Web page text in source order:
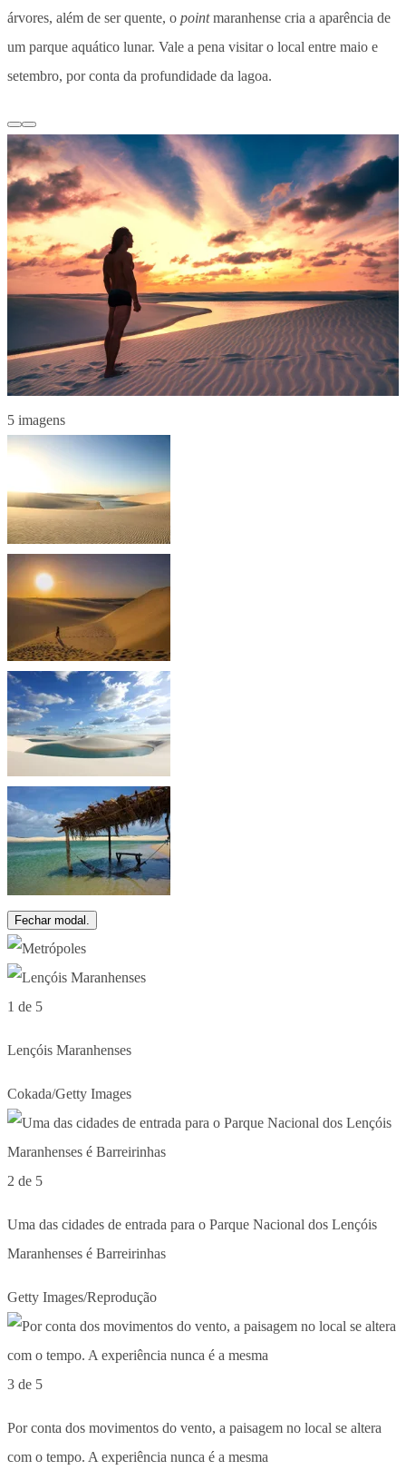
árvores, além de ser quente, o pointmaranhense cria a aparência de
um parque aquático lunar. Vale a pena visitar o local entre maio e
setembro, por conta da profundidade da lagoa.
5 imagens
Fechar modal.
1 de 5
Lençóis Maranhenses
Cokada/Getty Images
2 de 5
Uma das cidades de entrada para o Parque Nacional dos Lençóis
Maranhenses é Barreirinhas
Getty Images/Reprodução
3 de 5
Por conta dos movimentos do vento, a paisagem no local se altera
com o tempo. A experiência nunca é a mesma